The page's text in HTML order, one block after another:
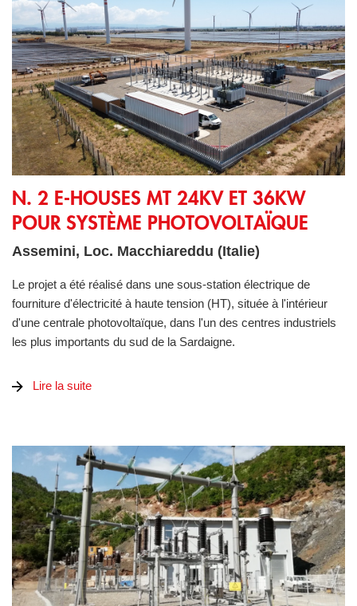
N. 2 E-HOUSES MT 24KV ET 36KW
POUR SYSTÈME PHOTOVOLTAÏQUE
Assemini, Loc. Macchiareddu (Italie)
Le projet a été réalisé dans une sous-station électrique de
fourniture d'électricité à haute tension (HT), située à l'intérieur
d'une centrale photovoltaïque, dans l'un des centres industriels
les plus importants du sud de la Sardaigne.
Lire la suite